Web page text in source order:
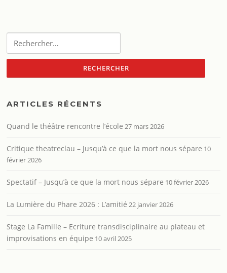
ARTICLES RÉCENTS
Quand le théâtre rencontre l’école 27 mars 2026
Critique theatreclau – Jusqu’à ce que la mort nous sépare 10
février 2026
Spectatif – Jusqu’à ce que la mort nous sépare 10 février 2026
La Lumière du Phare 2026 : L’amitié 22 janvier 2026
Stage La Famille – Ecriture transdisciplinaire au plateau et
improvisations en équipe 10 avril 2025